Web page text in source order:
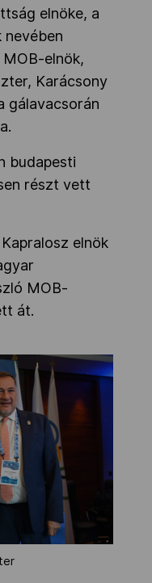
elnöke, a
nevében
elnök,
Karácsony
gálavacsorán
budapesti
részt vett
elnök
MOB-
át.